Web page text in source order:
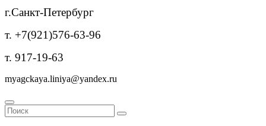
г.Санкт-Петербург
т. +7(921)576-63-96
т. 917-19-63
myagckaya.liniya@yandex.ru